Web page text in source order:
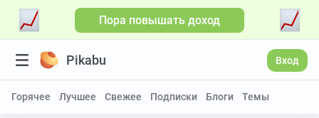
Пора повышать доход
Pikabu Вход
Горячее Лучшее Свежее Подписки Блоги Темы